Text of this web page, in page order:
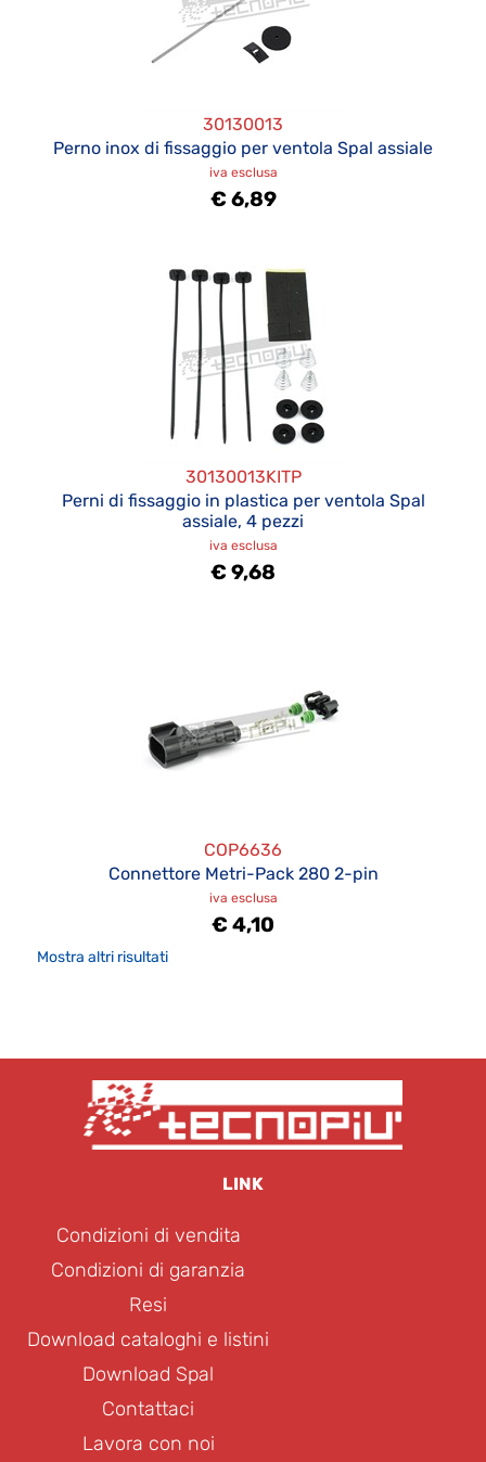
30130013
Perno inox di fissaggio per ventola Spal assiale
iva esclusa
€ 6,89
30130013KITP
Perni di fissaggio in plastica per ventola Spal
assiale, 4 pezzi
iva esclusa
€ 9,68
COP6636
Connettore Metri-Pack 280 2-pin
iva esclusa
€ 4,10
Mostra altri risultati
LINK
Condizioni di vendita
Condizioni di garanzia
Resi
Download cataloghi e listini
Download Spal
Contattaci
Lavora con noi